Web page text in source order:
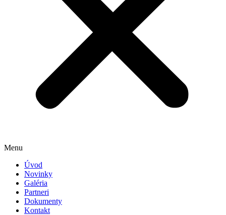
Menu
Úvod
Novinky
Galéria
Partneri
Dokumenty
Kontakt